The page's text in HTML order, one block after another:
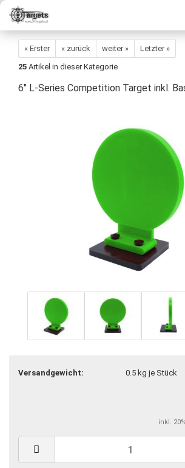
« Erster « zurück weiter »
Letzter »
25 Artikel in dieser Kategorie
6" L-Series Competition Target inkl.
Versandgewicht: 0.5kg je Stück
inkl.